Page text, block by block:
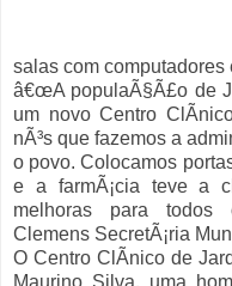
salas com computadores
â€œA populaÃ§Ã£o de
um novo Centro
nÃ³s que fazemos a
o povo. Colocamos
e a farmÃ¡cia teve a
melhoras para todos
Clemens SecretÃ¡ria
O Centro ClÃ­nico de
Maurino Silva, uma